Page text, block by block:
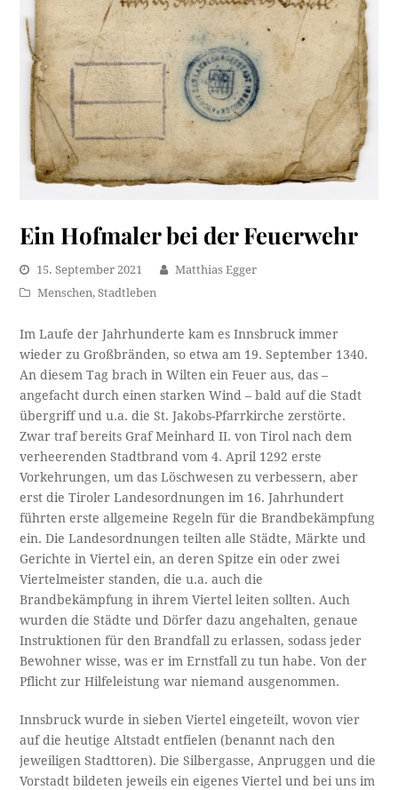
Ein Hofmaler bei der Feuerwehr
15. September 2021
Matthias Egger
Menschen,Stadtleben
Im Laufe der Jahrhunderte kam es Innsbruck immer
wieder zu Großbränden, so etwa am 19. September 1340.
An diesem Tag brach in Wilten ein Feuer aus, das –
angefacht durch einen starken Wind – bald auf die Stadt
übergriff und u.a. die St. Jakobs-Pfarrkirche zerstörte.
Zwar traf bereits Graf Meinhard II. von Tirol nach dem
verheerenden Stadtbrand vom 4. April 1292 erste
Vorkehrungen, um das Löschwesen zu verbessern, aber
erst die Tiroler Landesordnungen im 16. Jahrhundert
führten erste allgemeine Regeln für die Brandbekämpfung
ein. Die Landesordnungen teilten alle Städte, Märkte und
Gerichte in Viertel ein, an deren Spitze ein oder zwei
Viertelmeister standen, die u.a. auch die
Brandbekämpfung in ihrem Viertel leiten sollten. Auch
wurden die Städte und Dörfer dazu angehalten, genaue
Instruktionen für den Brandfall zu erlassen, sodass jeder
Bewohner wisse, was er im Ernstfall zu tun habe. Von der
Pflicht zur Hilfeleistung war niemand ausgenommen.
Innsbruck wurde in sieben Viertel eingeteilt, wovon vier
auf die heutige Altstadt entfielen (benannt nach den
jeweiligen Stadttoren). Die Silbergasse, Anpruggen und die
Vorstadt bildeten jeweils ein eigenes Viertel und bei uns im